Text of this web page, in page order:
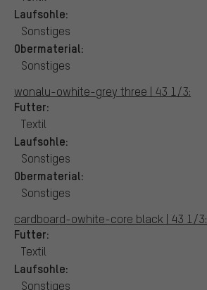
Laufsohle:
Sonstiges
Obermaterial:
Sonstiges
wonalu-owhite-grey three | 43 1/3:
Futter:
Textil
Laufsohle:
Sonstiges
Obermaterial:
Sonstiges
cardboard-owhite-core black | 43 1/3:
Futter:
Textil
Laufsohle:
Sonstiges